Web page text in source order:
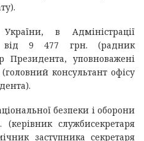
в Адміністрації
від 9 477 грн. (радник
Президента, уповноважені
консультант офісу
безпеки і оборони
службисекретаря
заступника секретаря